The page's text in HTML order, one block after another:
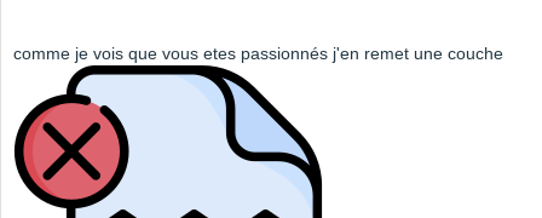
comme je vois que vous etes passionnés j'en remet une couche